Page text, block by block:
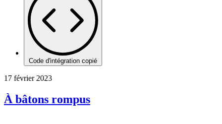
Code d'intégration copié
17 février 2023
À bâtons rompus